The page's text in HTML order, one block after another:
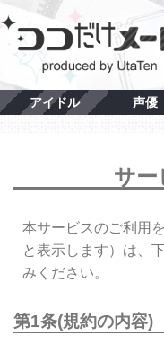
アイドル 声優
サー
本サービスのご利用
と表示します）は、
みください。
第1条(規約の内容)